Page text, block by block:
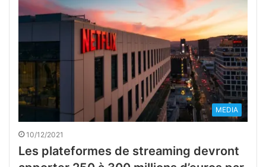
MEDIA
10/12/2021
Les plateformes de streaming devront